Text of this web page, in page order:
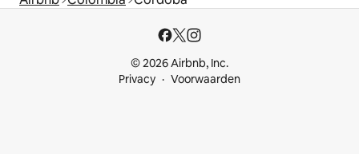
© 2026 Airbnb, Inc.
Privacy
Voorwaarden